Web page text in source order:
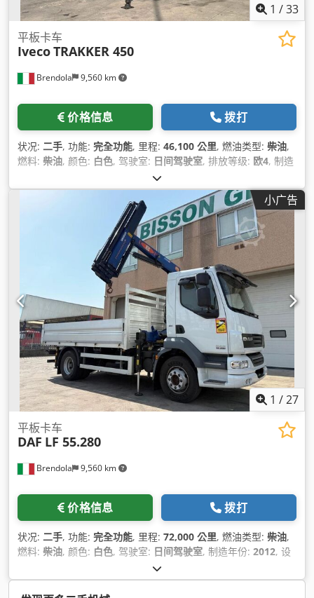
1 /33
Brendola 9,560 km
平板卡车
IvecoTRAKKER 450
价格信息 拨打
状况: 二手, 功能: 完全功能, 里程: 46,100 公里, 燃油类型: 柴油,
燃料: 柴油, 颜色: 白色, 驾驶室: 日间驾驶室, 排放等级: 欧4, 制造
,
小广告
1 /27
Brendola 9,560 km
平板卡车
DAF LF 55.280
价格信息 拨打
状况: 二手, 功能: 完全功能, 里程: 72,000 公里, 燃油类型: 柴油,
燃料: 柴油, 颜色: 白色, 驾驶室: 日间驾驶室, 制造年份: 2012, 设